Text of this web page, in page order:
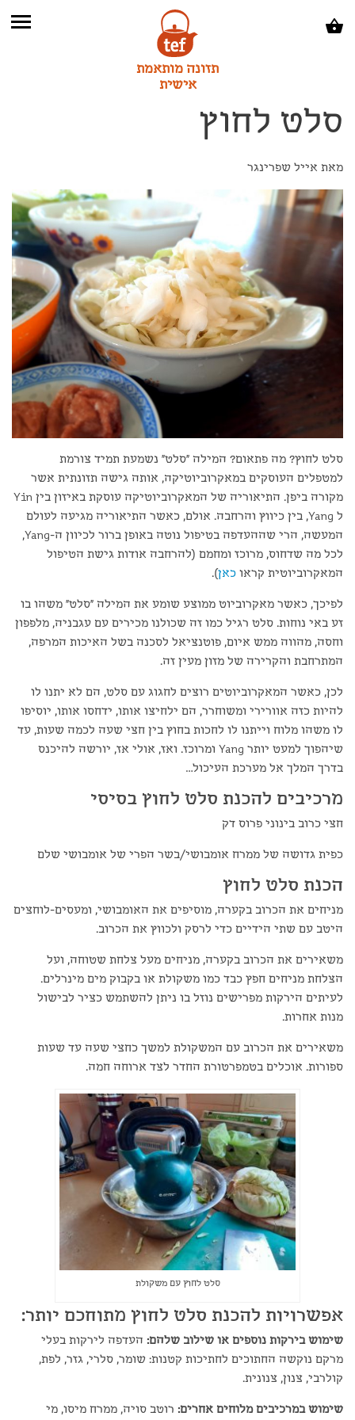
תזונה מותאמת
אישית
סלט לחוץ
מאת אייל שפרינגר
סלט לחוץ? מה פתאום? המילה "סלט" נשמעת תמיד צורמת
למטפלים העוסקים במאקרוביוטיקה, אותה גישה תזונתית אשר
מקורה ביפן. התיאוריה של המאקרוביוטיקה עוסקת באיזון בין Yin
ל Yang, בין כיווץ והרחבה. אולם, כאשר התיאוריה מגיעה לעולם
המעשה, הרי שההעדפה בטיפול נוטה באופן ברור לכיוון ה-Yang,
לכל מה שדחוס, מרוכז ומחמם (להרחבה אודות גישת הטיפול
המאקרוביוטית קראו כאן).
לפיכך, כאשר מאקרוביוט ממוצע שומע את המילה "סלט" משהו בו
זע באי נוחות. סלט רגיל כמו זה שכולנו מכירים עם עגבניה, מלפפון
וחסה, מהווה ממש איום, פוטנציאל לסכנה בשל האיכות המרפה,
המתרחבת והקרירה של מזון מעין זה.
לכן, כאשר המאקרוביוטים רוצים לחגוג עם סלט, הם לא יתנו לו
להיות כזה אוורירי ומשוחרר, הם ילחיצו אותו, ידחסו אותו, יוסיפו
לו משהו מלוח וייתנו לו לחכות בחוץ בין חצי שעה לכמה שעות, עד
שיהפוך למעט יותר Yang ומרוכז. ואז, אולי אז, יורשה להיכנס
בדרך המלך אל מערכת העיכול…
מרכיבים להכנת סלט לחוץ בסיסי
חצי כרוב בינוני פרוס דק
כפית גדושה של ממרח אומבושי/בשר הפרי של אומבושי שלם
הכנת סלט לחוץ
מניחים את הכרוב בקערה, מוסיפים את האומבושי, ומעסים-לוחצים
היטב עם שתי הידיים כדי לרסק ולכווץ את הכרוב.
משאירים את הכרוב בקערה, מניחים מעל צלחת שטוחה, ועל
הצלחת מניחים חפץ כבד כמו משקולת או בקבוק מים מינרלים.
לעיתים הירקות מפרישים נוזל בו ניתן להשתמש כציר לבישול
מנות אחרות.
משאירים את הכרוב עם המשקולת למשך כחצי שעה עד שעות
ספורות. אוכלים בטמפרטורת החדר לצד ארוחה חמה.
סלט לחוץ עם משקולת
אפשרויות להכנת סלט לחוץ מתוחכם יותר:
שימוש בירקות נוספים או שילוב שלהם: העדפה לירקות בעלי
מרקם נוקשה החתוכים לחתיכות קטנות: שומר, סלרי, גזר, לפת,
קולרבי, צנון, צנונית.
שימוש במרכיבים מלוחים אחרים: רוטב סויה, ממרח מיסו, מי